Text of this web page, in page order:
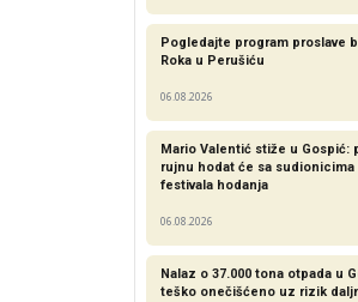
Pogledajte program proslave
Roka u Perušiću
06.08.2026
Mario Valentić stiže u Gospić:
rujnu hodat će sa sudionicima
festivala hodanja
06.08.2026
Nalaz o 37.000 tona otpada u
teško onečišćeno uz rizik